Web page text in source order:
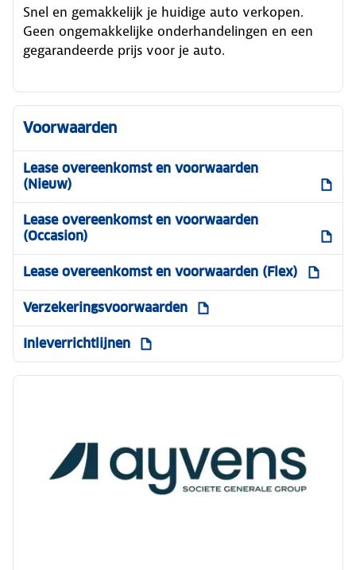
Snel en gemakkelijk je huidige auto verkopen.
Geen ongemakkelijke onderhandelingen en een
gegarandeerde prijs voor je auto.
Voorwaarden
Lease overeenkomst en voorwaarden
(Nieuw)
Lease overeenkomst en voorwaarden
(Occasion)
Lease overeenkomst en voorwaarden (Flex)
Verzekeringsvoorwaarden
Inleverrichtlijnen